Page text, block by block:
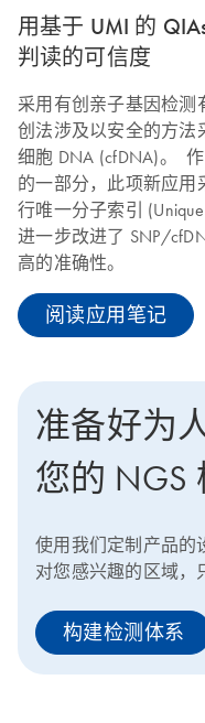
用基于 UMI 的
判读的可信度
采用有创亲子基因检
创法涉及以安全的方法
细胞 DNA (cfDNA)。
的一部分，此项新应用
行唯一分子索引
进一步改进了 SNP/
高的准确性。
阅读应用笔记
准备好为
您的 NGS
使用我们定制产品的
对您感兴趣的区域，
构建检测体系